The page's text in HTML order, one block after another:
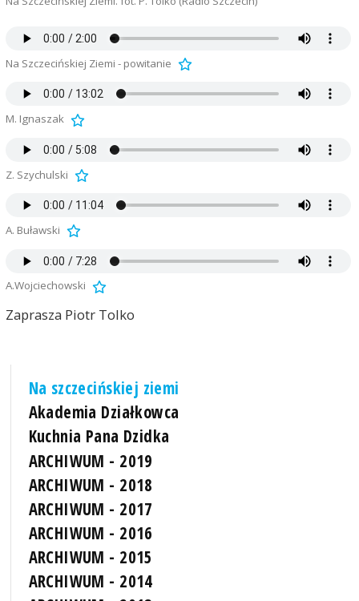
Na Szczecińskiej Ziemi - powitanie
M. Ignaszak
Z. Szychulski
A. Buławski
A.Wojciechowski
Zaprasza Piotr Tolko
Na szczecińskiej ziemi
Akademia Działkowca
Kuchnia Pana Dzidka
ARCHIWUM - 2019
ARCHIWUM - 2018
ARCHIWUM - 2017
ARCHIWUM - 2016
ARCHIWUM - 2015
ARCHIWUM - 2014